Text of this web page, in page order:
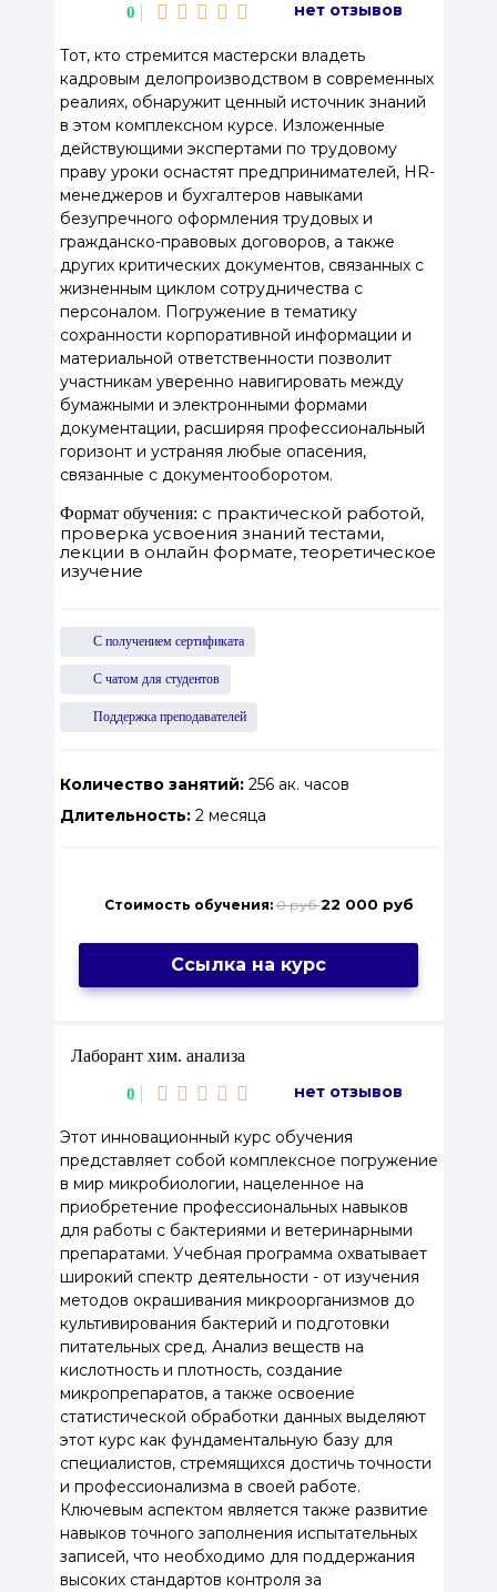
0 нет отзывов
Тот, кто стремится мастерски владеть
кадровым делопроизводством в современных
реалиях, обнаружит ценный источник знаний
в этом комплексном курсе. Изложенные
действующими экспертами по трудовому
праву уроки оснастят предпринимателей, HR-
менеджеров и бухгалтеров навыками
безупречного оформления трудовых и
гражданско-правовых договоров, а также
других критических документов, связанных с
жизненным циклом сотрудничества с
персоналом. Погружение в тематику
сохранности корпоративной информации и
материальной ответственности позволит
участникам уверенно навигировать между
бумажными и электронными формами
документации, расширяя профессиональный
горизонт и устраняя любые опасения,
связанные с документооборотом.
Формат обучения: с практической работой,
проверка усвоения знаний тестами,
лекции в онлайн формате, теоретическое
изучение
С получением сертификата
С чатом для студентов
Поддержка преподавателей
Количество занятий:256 ак. часов
Длительность:2 месяца
Стоимость обучения: 0 руб22 000 руб
Ссылка на курс
Лаборант хим. анализа
0 нет отзывов
Этот инновационный курс обучения
представляет собой комплексное погружение
в мир микробиологии, нацеленное на
приобретение профессиональных навыков
для работы с бактериями и ветеринарными
препаратами. Учебная программа охватывает
широкий спектр деятельности - от изучения
методов окрашивания микроорганизмов до
культивирования бактерий и подготовки
питательных сред. Анализ веществ на
кислотность и плотность, создание
микропрепаратов, а также освоение
статистической обработки данных выделяют
этот курс как фундаментальную базу для
специалистов, стремящихся достичь точности
и профессионализма в своей работе.
Ключевым аспектом является также развитие
навыков точного заполнения испытательных
записей, что необходимо для поддержания
высоких стандартов контроля за